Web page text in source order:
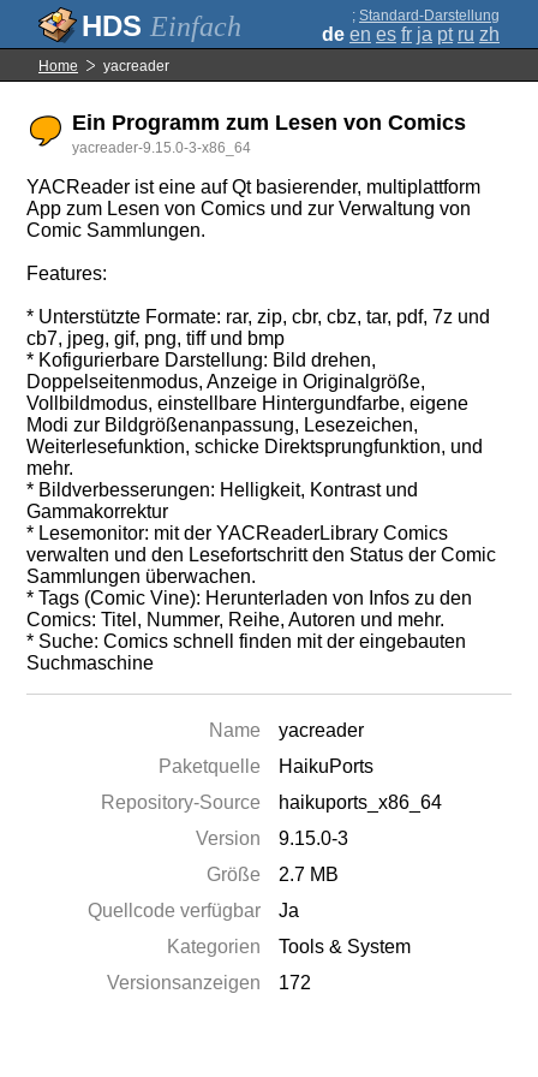
Einfach ; Standard-Darstellung
de en es fr ja pt ru zh
Home yacreader
Ein Programm zum Lesen von Comics
yacreader-9.15.0-3-x86_64
YACReader ist eine auf Qt basierender, multiplattform
App zum Lesen von Comics und zur Verwaltung von
Comic Sammlungen.
Features:
* Unterstützte Formate: rar, zip, cbr, cbz, tar, pdf, 7z und
cb7, jpeg, gif, png, tiff und bmp
* Kofigurierbare Darstellung: Bild drehen,
Doppelseitenmodus, Anzeige in Originalgröße,
Vollbildmodus, einstellbare Hintergundfarbe, eigene
Modi zur Bildgrößenanpassung, Lesezeichen,
Weiterlesefunktion, schicke Direktsprungfunktion, und
mehr.
* Bildverbesserungen: Helligkeit, Kontrast und
Gammakorrektur
* Lesemonitor: mit der YACReaderLibrary Comics
verwalten und den Lesefortschritt den Status der Comic
Sammlungen überwachen.
* Tags (Comic Vine): Herunterladen von Infos zu den
Comics: Titel, Nummer, Reihe, Autoren und mehr.
* Suche: Comics schnell finden mit der eingebauten
Suchmaschine
Name
yacreader
Paketquelle
HaikuPorts
Repository-Source
haikuports_x86_64
Version
9.15.0-3
Größe
2.7 MB
Quellcode verfügbar
Ja
Kategorien
Tools & System
Versionsanzeigen
172